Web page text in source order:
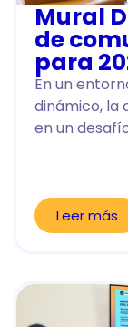
Mural
de
para
En un
dinámico, la
en un
Leer más